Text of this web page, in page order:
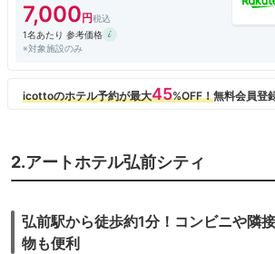
7,000
1名あたり 参考価格
※対象施設のみ
2.アートホテル弘前シティ
弘前駅から徒歩約1分！コンビニや隣
物も便利